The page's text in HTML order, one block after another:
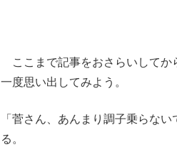
ここまで記事をおさらいしてか
一度思い出してみよう。
「菅さん、あんまり調子乗らな
る。